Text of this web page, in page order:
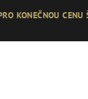
KONEČNOU CENU